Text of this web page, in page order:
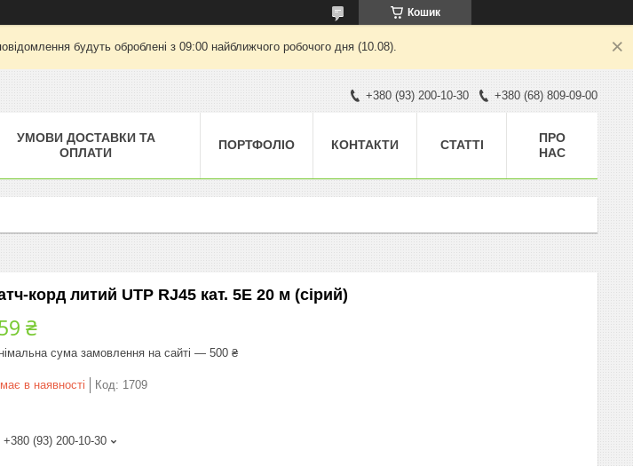
Кошик
будуть оброблені з 09:00 найближчого робочого дня (10.08).
+380 (93) 200-10-30 +380 (68) 809-09-00
УМОВИ ДОСТАВКИ ТА
ОПЛАТИ
ПОРТФОЛІО КОНТАКТИ СТАТТІ
ПРО
НАС
корд литий UTP RJ45 кат. 5Е 20 м (сірий)
₴
сума замовлення на сайті — 500 ₴
в наявності Код: 1709
+380 (93) 200-10-30